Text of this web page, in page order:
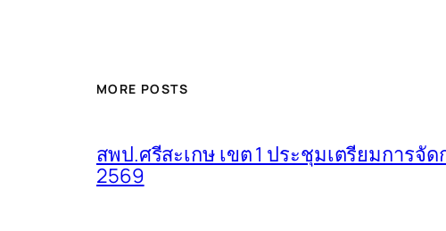
MORE POSTS
สพป.ศรีสะเกษ เขต 1 ประชุมเตรียมการ
2569